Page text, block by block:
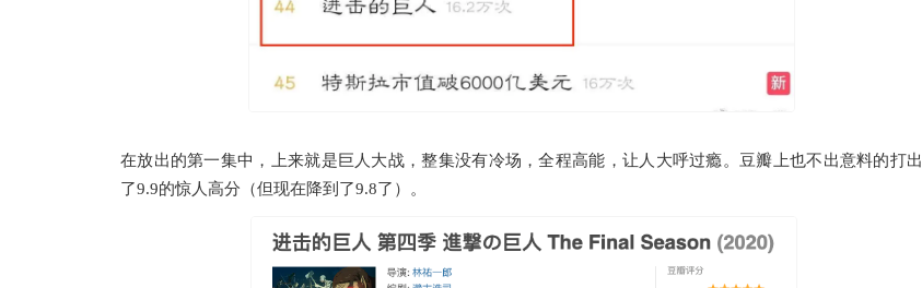
在放出的第一集中，上来就是巨人大战，整集没有冷场，全程高能，让人大呼过瘾。豆瓣上也不出意料的打出
了9.9的惊人高分（但现在降到了9.8了）。